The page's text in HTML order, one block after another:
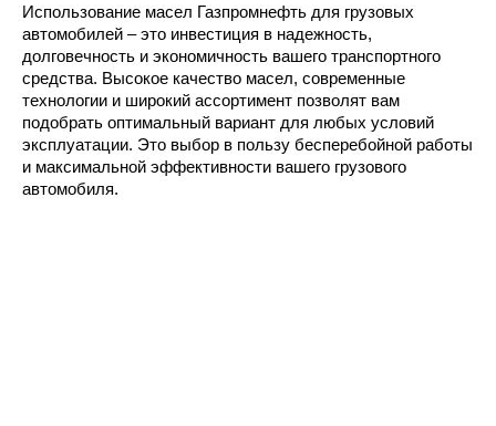
Использование масел Газпромнефть для грузовых
автомобилей – это инвестиция в надежность,
долговечность и экономичность вашего транспортного
средства. Высокое качество масел, современные
технологии и широкий ассортимент позволят вам
подобрать оптимальный вариант для любых условий
эксплуатации. Это выбор в пользу бесперебойной работы
и максимальной эффективности вашего грузового
автомобиля.